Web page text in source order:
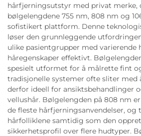
hårfjerningsutstyr med privat merke,
bølgelengdene 755 nm, 808 nm og
sofistikert plattform. Denne
løser den grunnleggende
ulike pasientgrupper med varierende
håregenskaper effektivt.
spesielt utformet for å målrette fint
tradisjonelle systemer ofte sliter med
derfor ideell for ansiktsbehandlinger
vellushår. Bølgelengden på 808 nm
de fleste hårfjerningsanvendelser, og
hårfolliklene samtidig som den
sikkerhetsprofil over flere hudtyper.